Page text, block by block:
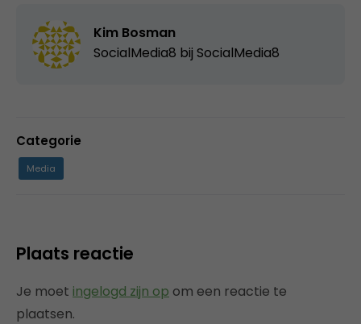
Kim Bosman
SocialMedia8 bij SocialMedia8
Categorie
Media
Plaats reactie
Je moet ingelogd zijn op om een reactie te
plaatsen.